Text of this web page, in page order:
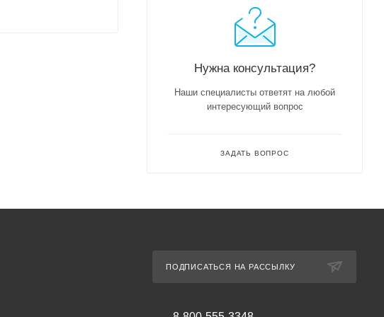
Нужна консультация?
Наши специалисты ответят на любой
интересующий вопрос
ЗАДАТЬ ВОПРОС
ПОДПИСАТЬСЯ НА РАССЫЛКУ